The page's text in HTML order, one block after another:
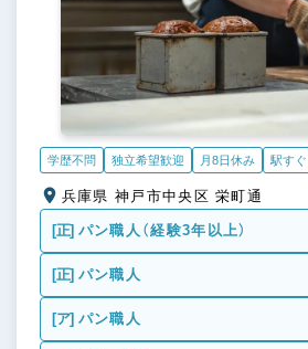
学歴不問 独立希望歓迎 月8日休み 駅すぐ
兵庫県 神戸市中央区 栄町通
[正] パン職人（経験3年以上）
[正] パン職人
[ア] パン職人